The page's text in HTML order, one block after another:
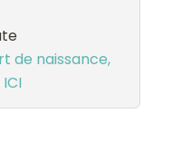
de naissance,